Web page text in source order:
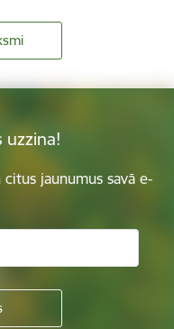
uzzina!
jaunumus savā e-